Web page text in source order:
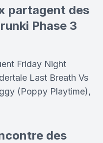
partagent des
Phase 3
Friday Night
Last Breath Vs
(Poppy Playtime),
des